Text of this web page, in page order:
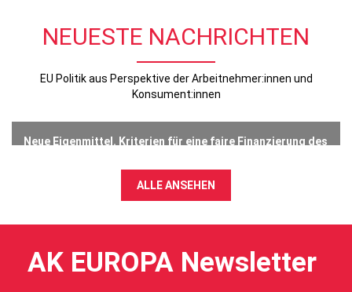
NEUESTE NACHRICHTEN
EU Politik aus Perspektive der Arbeitnehmer:innen und
Konsument:innen
Neue Eigenmittel. Kriterien für eine faire Finanzierung des
ALLE ANSEHEN
AK EUROPA Newsletter